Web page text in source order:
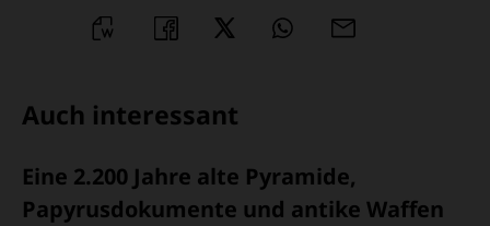
ÜBERSCHRIFT
INFOS
Auch interessant
Eine 2.200 Jahre alte Pyramide,
Papyrusdokumente und antike Waffen